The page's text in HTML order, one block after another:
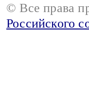
© Все права
Российского